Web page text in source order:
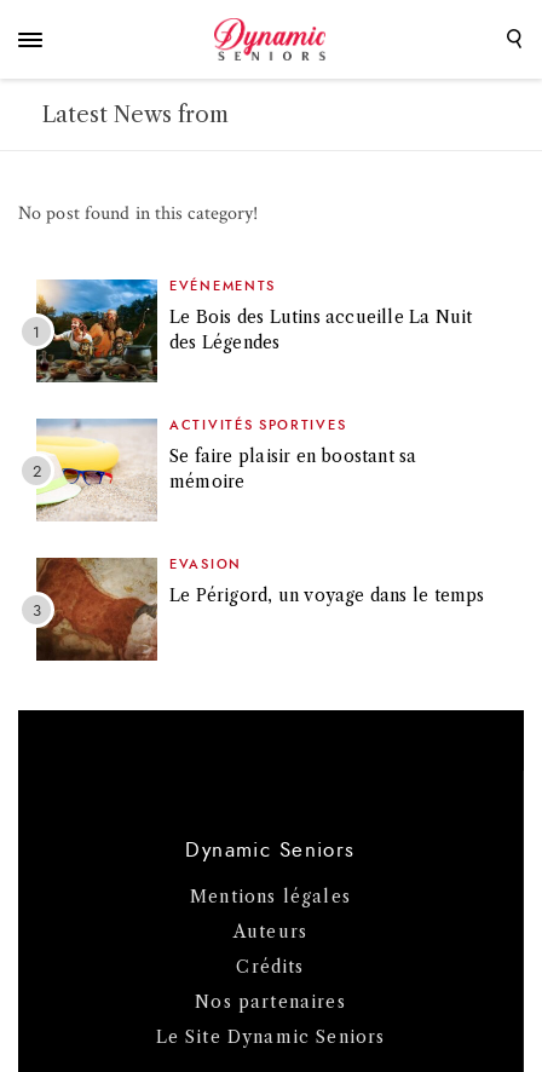
Latest News from
No post found in this category!
EVÉNEMENTS
Le Bois des Lutins accueille La Nuit
des Légendes
ACTIVITÉS SPORTIVES
Se faire plaisir en boostant sa
mémoire
EVASION
Le Périgord, un voyage dans le temps
Dynamic Seniors
Mentions légales
Auteurs
Crédits
Nos partenaires
Le Site Dynamic Seniors